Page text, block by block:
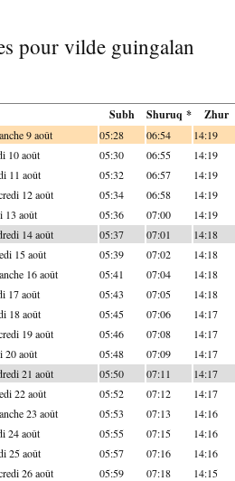
pour vilde guingalan
Subh Shuruq * Zhur
9 août 05:28 06:54 14:19
10 août 05:30 06:55 14:19
11 août 05:32 06:57 14:19
12 août 05:34 06:58 14:19
13 août 05:36 07:00 14:19
14 août 05:37 07:01 14:18
15 août 05:39 07:02 14:18
16 août 05:41 07:04 14:18
17 août 05:43 07:05 14:18
18 août 05:45 07:06 14:17
19 août 05:46 07:08 14:17
20 août 05:48 07:09 14:17
21 août 05:50 07:11 14:17
22 août 05:52 07:12 14:17
23 août 05:53 07:13 14:16
24 août 05:55 07:15 14:16
25 août 05:57 07:16 14:16
26 août 05:59 07:18 14:15